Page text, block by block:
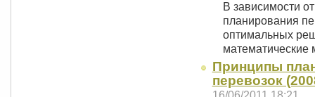
В зависимости
планирования
оптимальных
Принципы
перевозок